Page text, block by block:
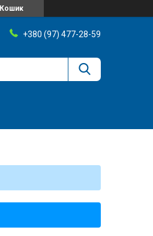
Кошик
+380 (97) 477-28-59